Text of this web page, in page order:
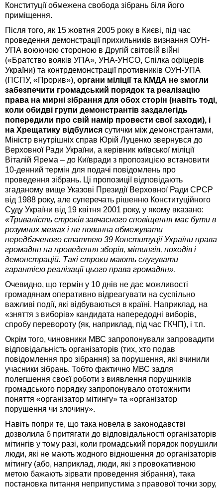
Конституції обмежена свобода зібрань біля його
приміщення.
Після того, як 15 жовтня 2005 року в Києві, під час
проведення демонстрації прихильників визнання ОУН-
УПА воюючою стороною в Другій світовій війні
(«Братство вояків УПА», УНА-УНСО, Спілка офіцерів
України) та контрдемонстрації противників ОУН-УПА
(ПСПУ, «Прорив»), органи міліції та КМДА не змогли
забезпечити громадський порядок та реалізацію
права на мирні зібрання для обох сторін (навіть тоді,
коли обидві групи демонстрантів заздалегідь
попередили про свій намір провести свої заходи), і
на Хрещатику відбулися сутички між демонстрантами,
Міністр внутрішніх справ Юрій Луценко звернувся до
Верховної Ради України, а керівник київської міліції
Віталій Ярема – до Київради з пропозицією встановити
10-денний термін для подачі повідомлень про
проведення зібрань. Ці пропозиції відповідають
згаданому вище Указові Президії Верховної Ради СРСР
від 1988 року, але суперечать рішенню Конституційного
Суду України від 19 квітня 2001 року, у якому вказано:
«Тривалість строків завчасного сповіщення має бути в
розумних межах і не повинна обмежувати
передбаченого статтею 39 Конституції України права
громадян на проведення зборів, мітингів, походів і
демонстрацій. Такі строки мають слугувати
гарантією реалізації цього права громадян».
Очевидно, що термін у 10 днів не дає можливості
громадянам оперативно відреагувати на суспільно
важливі події, які відбуваються в країні. Наприклад, на
«зняття з виборів» кандидата напередодні виборів,
спробу перевороту (як, наприклад, під час ГКЧП), і т.п.
Окрім того, чиновники МВС запропонували запровадити
відповідальність організаторів (тих, хто подав
повідомлення про зібрання) за порушення, які вчинили
учасники зібрань. Тобто фактично МВС задля
полегшення своєї роботи з виявлення порушників
громадського порядку запропонувало ототожнити
поняття «організатор мітингу» та «організатор
порушення чи злочину».
Навіть попри те, що така новела в законодавстві
дозволила б притягати до відповідальності організаторів
мітингів у тому разі, коли громадський порядок порушили
люди, які не мають жод­ного відношення до організаторів
мітингу (або, наприклад, люди, які з провокативною
метою бажають зірвати проведення зібрання), така
постановка питання неприпустима з правової точки зору,